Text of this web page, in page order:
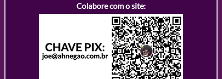
Colabore com o site: